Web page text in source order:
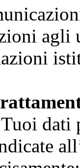
agli
dati